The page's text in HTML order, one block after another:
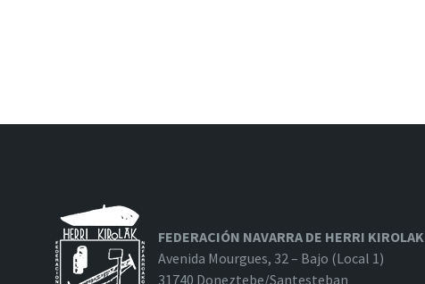
FEDERACIÓN NAVARRA DE HERRI KIROLAK
Avenida Mourgues, 32 – Bajo (Local 1)
31740 Doneztebe/Santesteban